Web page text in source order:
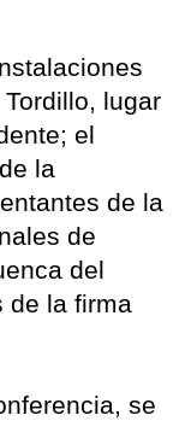
lugar
el
la
de la
de
del
de la firma
se